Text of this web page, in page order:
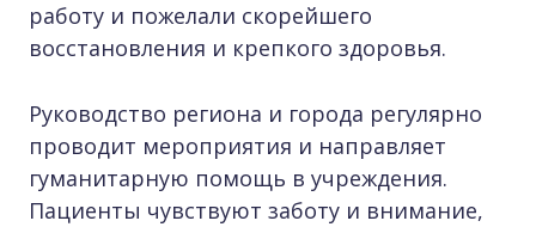
работу и пожелали скорейшего
восстановления и крепкого здоровья.
Руководство региона и города регулярно
проводит мероприятия и направляет
гуманитарную помощь в учреждения.
Пациенты чувствуют заботу и внимание,